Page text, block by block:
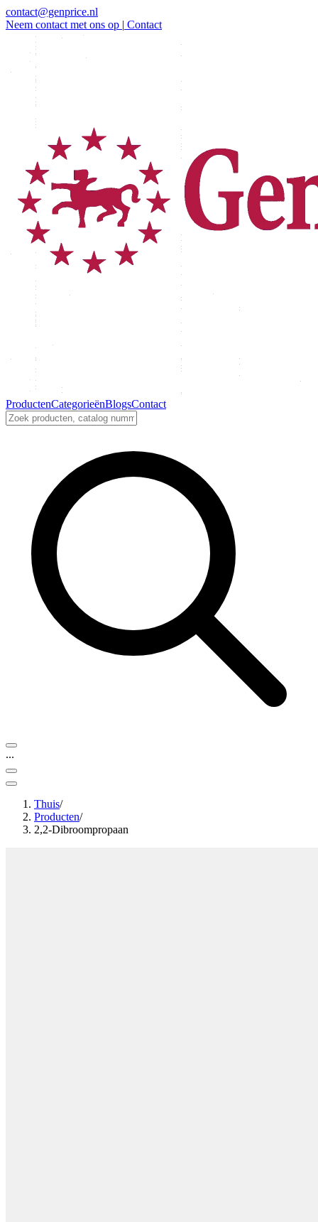
contact@genprice.nl
Neem contact met ons op | Contact
ProductenCategorieënBlogsContact
...
Thuis/
Producten/
2,2-Dibroompropaan